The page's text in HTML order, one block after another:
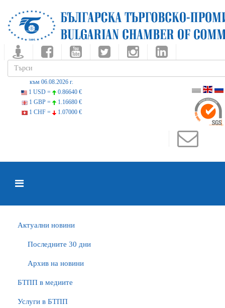
към 06.08.2026 г.
1 USD =
0.86640 €
1 GBP =
1.16680 €
1 CHF =
1.07000 €
Актуални новини
Последните 30 дни
Архив на новини
БTПП в медиите
Услуги в БТПП